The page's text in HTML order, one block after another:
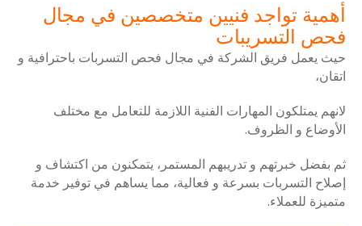
أهمية تواجد فنيين متخصصين في مجال
فحص التسريبات
حيث يعمل فريق الشركة في مجال فحص التسربات باحترافية و
اتقان،
لانهم يمتلكون المهارات الفنية اللازمة للتعامل مع مختلف
الأوضاع و الظروف.
ثم بفضل خبرتهم و تدريبهم المستمر، يتمكنون من اكتشاف و
إصلاح التسربات بسرعة و فعالية، مما يساهم في توفير خدمة
متميزة للعملاء.